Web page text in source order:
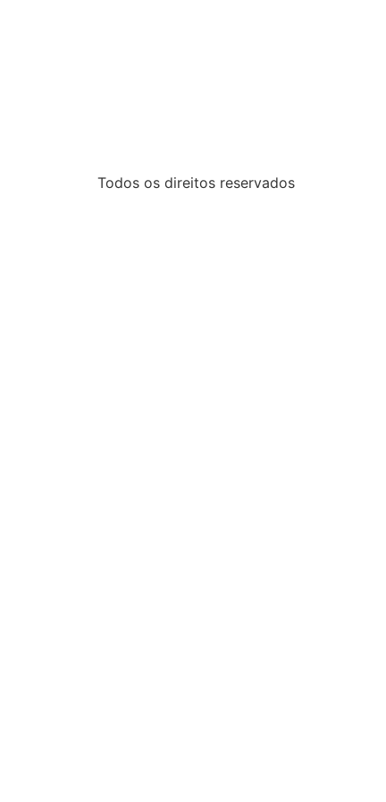
Todos os direitos reservados